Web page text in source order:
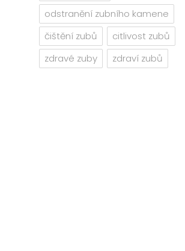
odstranění zubního kamene
čištění zubů
citlivost zubů
zdravé zuby
zdraví zubů